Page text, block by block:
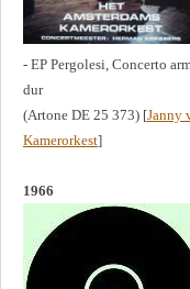
- EP Pergolesi, Concerto
dur
(Artone DE 25 373) [Janny
Kamerorkest]
1966